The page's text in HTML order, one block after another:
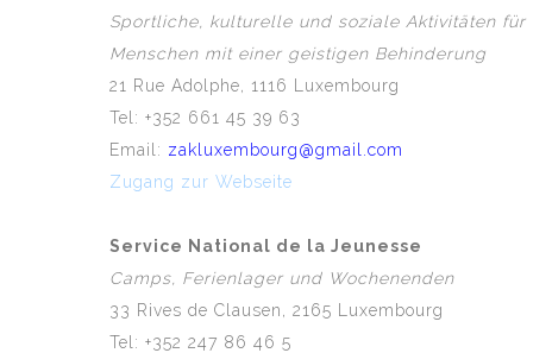
Sportliche, kulturelle und soziale Aktivitäten für
Menschen mit einer geistigen Behinderung
21 Rue Adolphe, 1116 Luxembourg
Tel: +352 661 45 39 63
Email: zakluxembourg@gmail.com
Zugang zur Webseite
Service National de la Jeunesse
Camps, Ferienlager und Wochenenden
33 Rives de Clausen, 2165 Luxembourg
Tel: +352 247 86 46 5